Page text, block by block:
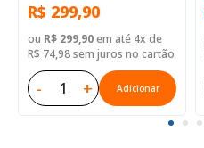
Regular, com mapa,
Capa Couro Sintético
Ilustrada Marrom
R$ 299,90
ou R$ 299,90em até 4x de
R$ 74,98 sem juros no cartão
- + Adicionar